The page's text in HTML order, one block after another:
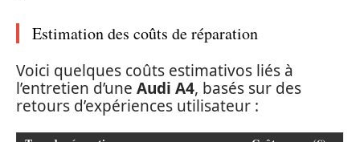
Estimation des coûts de réparation
Voici quelques coûts estimativos liés à
l’entretien d’une Audi A4, basés sur des
retours d’expériences utilisateur :